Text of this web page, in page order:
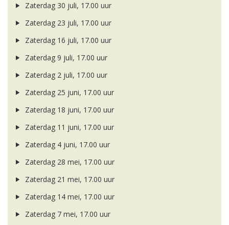
Zaterdag 30 juli, 17.00 uur
Zaterdag 23 juli, 17.00 uur
Zaterdag 16 juli, 17.00 uur
Zaterdag 9 juli, 17.00 uur
Zaterdag 2 juli, 17.00 uur
Zaterdag 25 juni, 17.00 uur
Zaterdag 18 juni, 17.00 uur
Zaterdag 11 juni, 17.00 uur
Zaterdag 4 juni, 17.00 uur
Zaterdag 28 mei, 17.00 uur
Zaterdag 21 mei, 17.00 uur
Zaterdag 14 mei, 17.00 uur
Zaterdag 7 mei, 17.00 uur